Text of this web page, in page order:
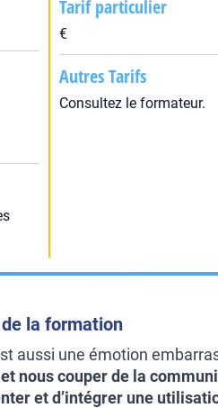
Tarif particulier
€
Autres Tarifs
Consultez le formateur.
la formation
aussi une émotion
et nous couper de la
et d’intégrer une